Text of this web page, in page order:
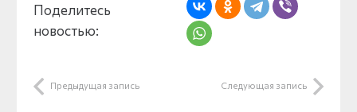
Поделитесь
новостью:
Предыдущая запись Следующая запись